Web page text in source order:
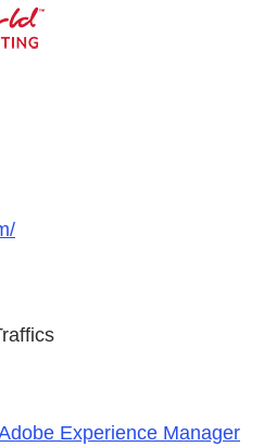
Experience Manager